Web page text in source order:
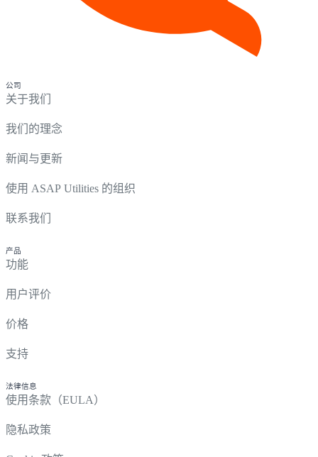
公司
关于我们
我们的理念
新闻与更新
使用 ASAP Utilities 的组织
联系我们
产品
功能
用户评价
价格
支持
法律信息
使用条款（EULA）
隐私政策